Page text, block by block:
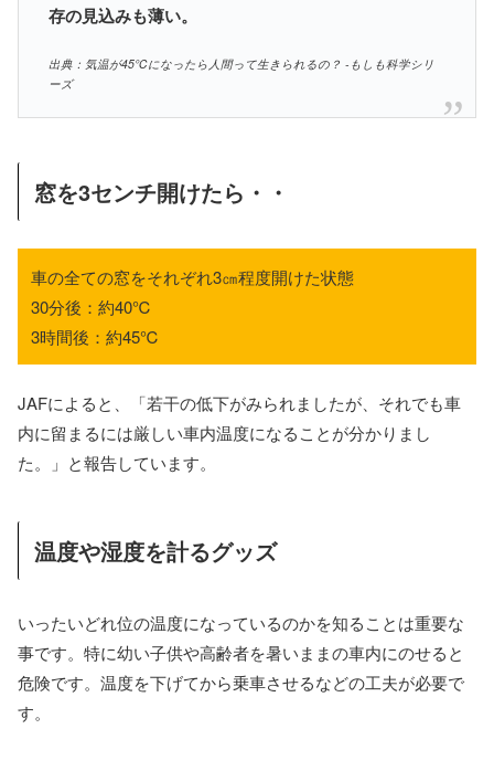
存の見込みも薄い。
出典：気温が45℃になったら人間って生きられるの？ -もしも科学シリ
ーズ
窓を3センチ開けたら・・
車の全ての窓をそれぞれ3㎝程度開けた状態
30分後：約40℃
3時間後：約45℃
JAFによると、「若干の低下がみられましたが、それでも車
内に留まるには厳しい車内温度になることが分かりまし
た。」と報告しています。
温度や湿度を計るグッズ
いったいどれ位の温度になっているのかを知ることは重要な
事です。特に幼い子供や高齢者を暑いままの車内にのせると
危険です。温度を下げてから乗車させるなどの工夫が必要で
す。